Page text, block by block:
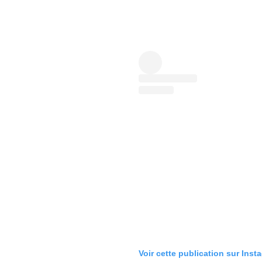
Voir cette publication sur